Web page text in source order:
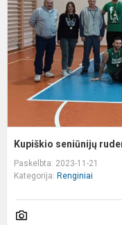
Kupiškio seniūnijų
Paskelbta: 2023-11-21
Kategorija: Renginiai